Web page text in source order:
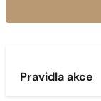
Pravidla akce